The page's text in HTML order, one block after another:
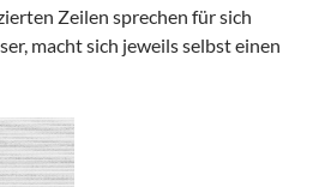
Zeilen sprechen für sich
macht sich jeweils selbst einen